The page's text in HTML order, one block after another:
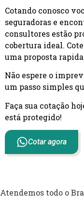
Cotando conosco
seguradoras e
consultores estão
cobertura ideal.
uma proposta
Não espere o
um passo simples
Faça sua cotação
está protegido!
Cotar agora
Atendemos todo o